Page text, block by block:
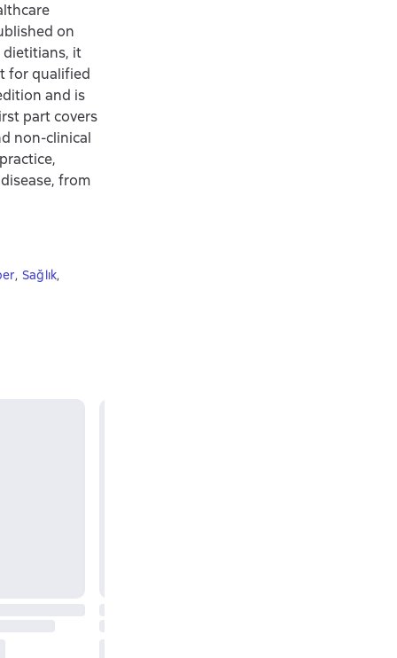
on
dietitians, it
for qualified
and is
part covers
non-clinical
from
, Sağlık,